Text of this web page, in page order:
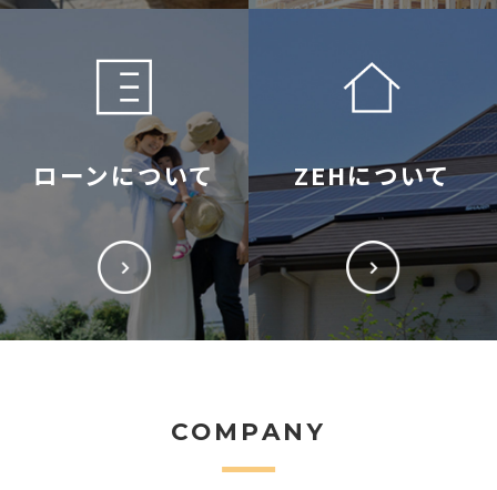
ローンについて ZEHについて
COMPANY